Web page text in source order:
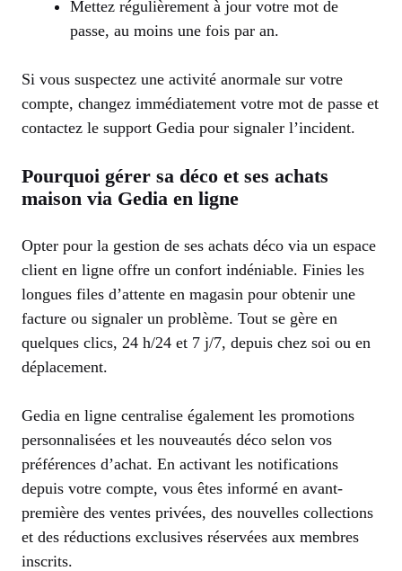
Mettez régulièrement à jour votre mot de
passe, au moins une fois par an.
Si vous suspectez une activité anormale sur votre
compte, changez immédiatement votre mot de passe et
contactez le support Gedia pour signaler l’incident.
Pourquoi gérer sa déco et ses achats
maison via Gedia en ligne
Opter pour la gestion de ses achats déco via un espace
client en ligne offre un confort indéniable. Finies les
longues files d’attente en magasin pour obtenir une
facture ou signaler un problème. Tout se gère en
quelques clics, 24 h/24 et 7 j/7, depuis chez soi ou en
déplacement.
Gedia en ligne centralise également les promotions
personnalisées et les nouveautés déco selon vos
préférences d’achat. En activant les notifications
depuis votre compte, vous êtes informé en avant-
première des ventes privées, des nouvelles collections
et des réductions exclusives réservées aux membres
inscrits.